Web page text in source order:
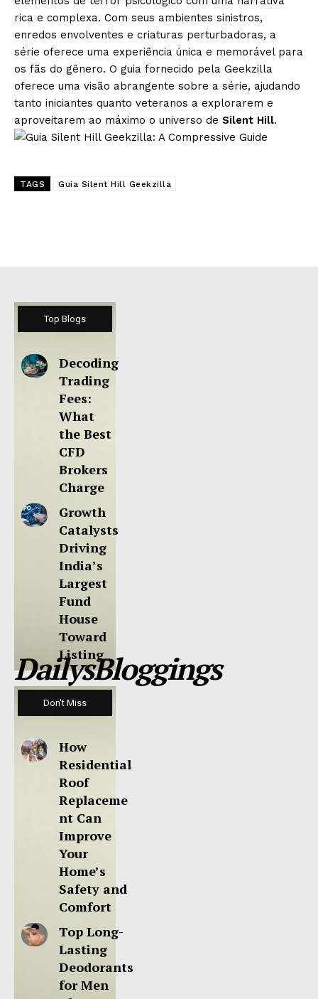
rica e complexa. Com seus ambientes sinistros,
enredos envolventes e criaturas perturbadoras, a
série oferece uma experiência única e memorável para
os fãs do gênero. O guia fornecido pela Geekzilla
oferece uma visão abrangente sobre a série, ajudando
tanto iniciantes quanto veteranos a explorarem e
aproveitarem ao máximo o universo de Silent Hill.
TAGS Guia Silent Hill Geekzilla
Top Blogs
Decoding
Trading
Fees:
What
the Best
CFD
Brokers
Charge
Growth
Catalysts
Driving
India’s
Largest
Fund
House
Toward
Listing
DailysBloggings
Don't Miss
How
Residential
Roof
Replaceme
nt Can
Improve
Your
Home’s
Safety and
Comfort
Top Long-
Lasting
Deodorants
for Men